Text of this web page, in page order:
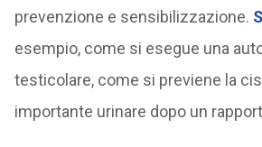
prevenzione e sensibilizzazione.
esempio, come si esegue una
testicolare, come si previene la
importante urinare dopo un